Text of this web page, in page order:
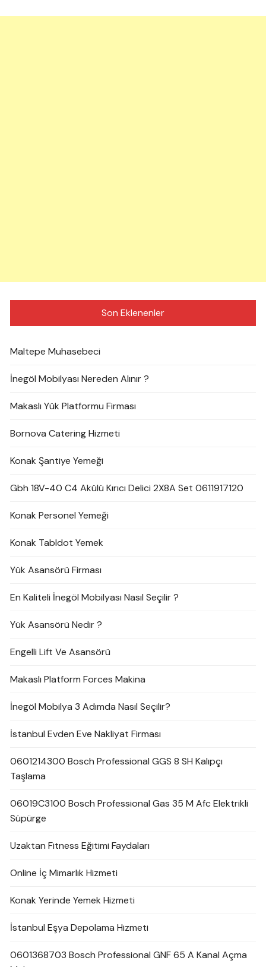
Son Eklenenler
Maltepe Muhasebeci
İnegöl Mobilyası Nereden Alınır ?
Makaslı Yük Platformu Firması
Bornova Catering Hizmeti
Konak Şantiye Yemeği
Gbh 18V-40 C4 Akülü Kırıcı Delici 2X8A Set 0611917120
Konak Personel Yemeği
Konak Tabldot Yemek
Yük Asansörü Firması
En Kaliteli İnegöl Mobilyası Nasıl Seçilir ?
Yük Asansörü Nedir ?
Engelli Lift Ve Asansörü
Makaslı Platform Forces Makina
İnegöl Mobilya 3 Adımda Nasıl Seçilir?
İstanbul Evden Eve Nakliyat Firması
0601214300 Bosch Professional GGS 8 SH Kalıpçı
Taşlama
06019C3100 Bosch Professional Gas 35 M Afc Elektrikli
Süpürge
Uzaktan Fitness Eğitimi Faydaları
Online İç Mimarlık Hizmeti
Konak Yerinde Yemek Hizmeti
İstanbul Eşya Depolama Hizmeti
0601368703 Bosch Professional GNF 65 A Kanal Açma